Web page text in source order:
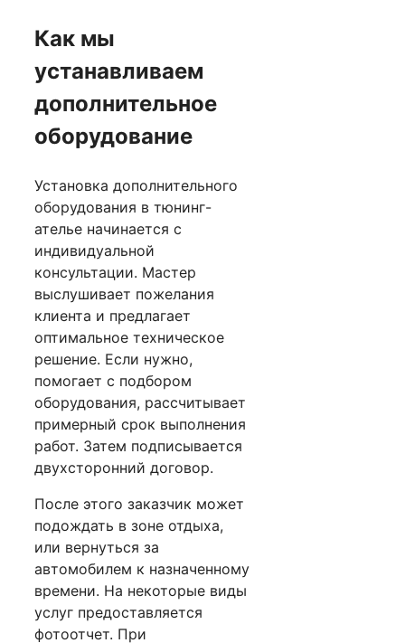
Как мы
устанавливаем
дополнительное
оборудование
Установка дополнительного
оборудования в тюнинг-
ателье начинается с
индивидуальной
консультации. Мастер
выслушивает пожелания
клиента и предлагает
оптимальное техническое
решение. Если нужно,
помогает с подбором
оборудования, рассчитывает
примерный срок выполнения
работ. Затем подписывается
двухсторонний договор.
После этого заказчик может
подождать в зоне отдыха,
или вернуться за
автомобилем к назначенному
времени. На некоторые виды
услуг предоставляется
фотоотчет. При